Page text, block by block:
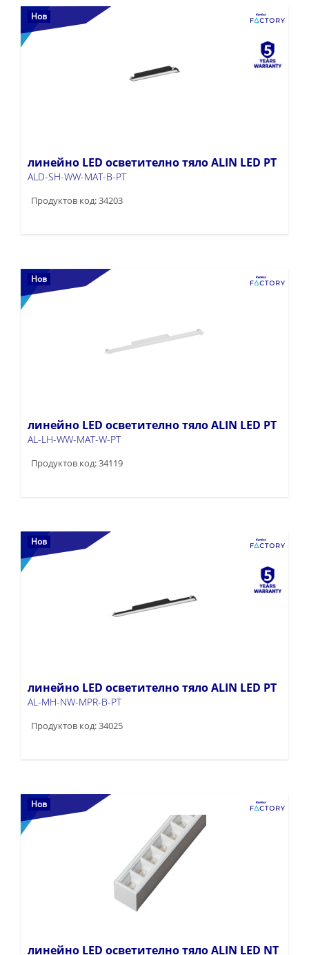
Нов
линейно LED осветително тяло ALIN LED PT
ALD-SH-WW-MAT-B-PT
Продуктов код: 34203
Нов
линейно LED осветително тяло ALIN LED PT
AL-LH-WW-MAT-W-PT
Продуктов код: 34119
Нов
линейно LED осветително тяло ALIN LED PT
AL-MH-NW-MPR-B-PT
Продуктов код: 34025
Нов
линейно LED осветително тяло ALIN LED NT